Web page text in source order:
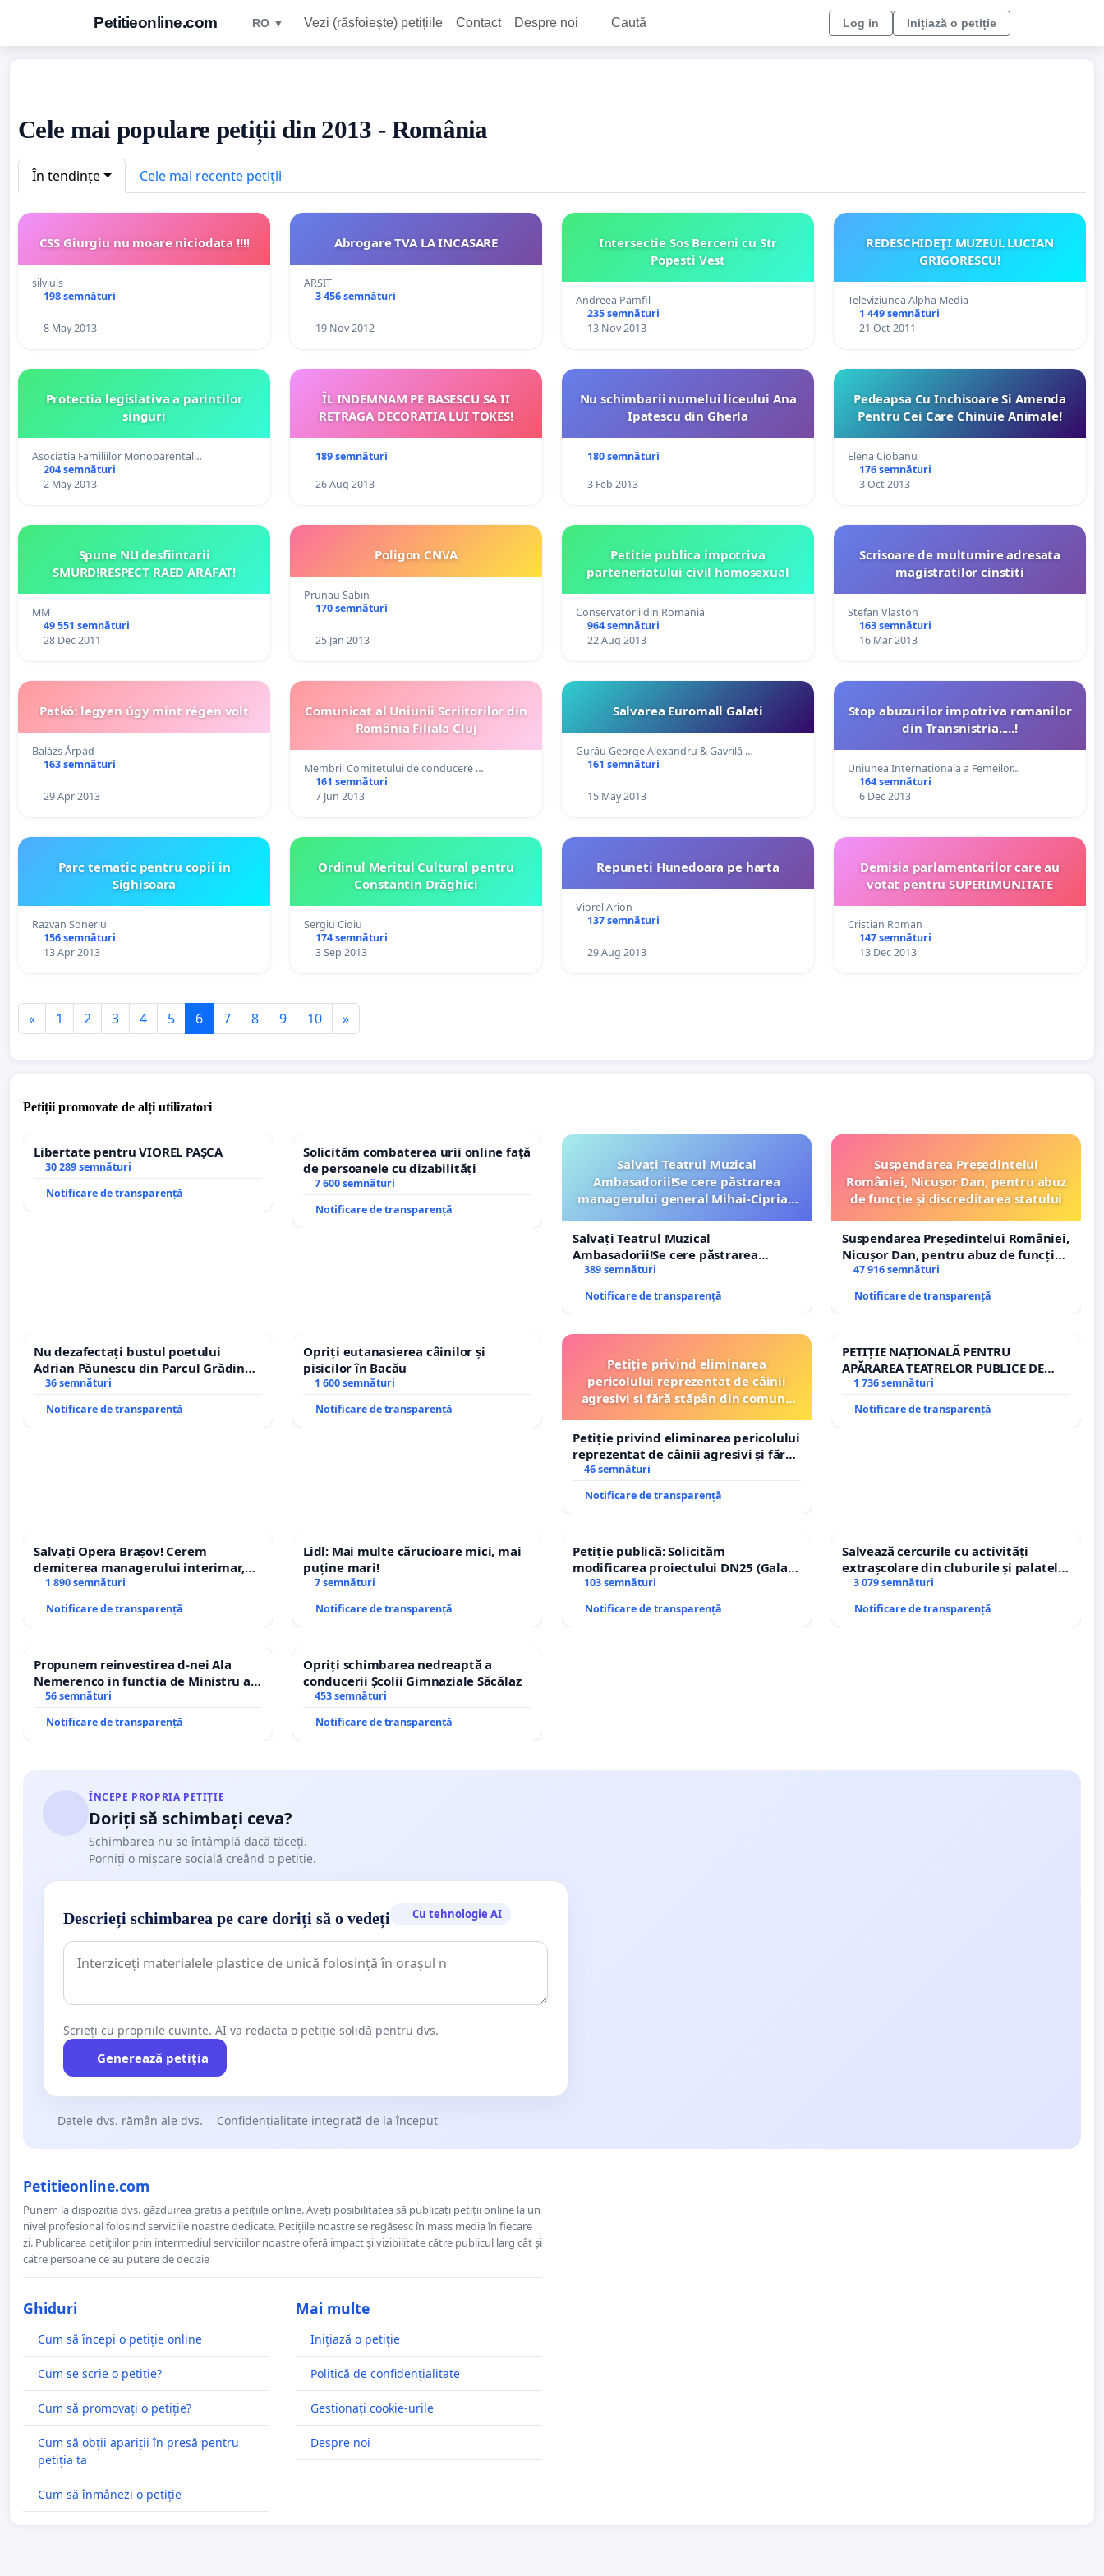
Petitieonline.com RO ▼ Vezi (răsfoiește) petițiile Contact Despre noi Caută Log in Inițiază o petiție
Cele mai populare petiții din 2013 - România
În tendințe Cele mai recente petiții
CSS Giurgiu nu moare niciodata !!!!
silviuls
198 semnături
8 May 2013
Abrogare TVA LA INCASARE
ARSIT
3 456 semnături
19 Nov 2012
Intersectie Sos Berceni cu Str
Popesti Vest
Andreea Pamfil
235 semnături
13 Nov 2013
REDESCHIDEŢI MUZEUL LUCIAN
GRIGORESCU!
Televiziunea Alpha Media
1 449 semnături
21 Oct 2011
Protectia legislativa a parintilor
singuri
Asociatia Familiilor Monoparental…
204 semnături
2 May 2013
ÎL INDEMNAM PE BASESCU SA II
RETRAGA DECORATIA LUI TOKES!
189 semnături
26 Aug 2013
Nu schimbarii numelui liceului Ana
Ipatescu din Gherla
180 semnături
3 Feb 2013
Pedeapsa Cu Inchisoare Si Amenda
Pentru Cei Care Chinuie Animale!
Elena Ciobanu
176 semnături
3 Oct 2013
Spune NU desfiintarii
SMURD!RESPECT RAED ARAFAT!
MM
49 551 semnături
28 Dec 2011
Poligon CNVA
Prunau Sabin
170 semnături
25 Jan 2013
Petitie publica impotriva
parteneriatului civil homosexual
Conservatorii din Romania
964 semnături
22 Aug 2013
Scrisoare de multumire adresata
magistratilor cinstiti
Stefan Vlaston
163 semnături
16 Mar 2013
Patkó: legyen úgy mint régen volt
Balázs Árpád
163 semnături
29 Apr 2013
Comunicat al Uniunii Scriitorilor din
România Filiala Cluj
Membrii Comitetului de conducere …
161 semnături
7 Jun 2013
Salvarea Euromall Galati
Gurău George Alexandru & Gavrilă …
161 semnături
15 May 2013
Stop abuzurilor impotriva romanilor
din Transnistria.....!
Uniunea Internationala a Femeilor…
164 semnături
6 Dec 2013
Parc tematic pentru copii in
Sighisoara
Razvan Soneriu
156 semnături
13 Apr 2013
Ordinul Meritul Cultural pentru
Constantin Drăghici
Sergiu Cioiu
174 semnături
3 Sep 2013
Repuneti Hunedoara pe harta
Viorel Arion
137 semnături
29 Aug 2013
Demisia parlamentarilor care au
votat pentru SUPERIMUNITATE
Cristian Roman
147 semnături
13 Dec 2013
« 1 2 3 4 5 6 7 8 9 10 »
Petiții promovate de alți utilizatori
Libertate pentru VIOREL PAȘCA
30 289 semnături
Notificare de transparență
Solicităm combaterea urii online față
de persoanele cu dizabilități
7 600 semnături
Notificare de transparență
Salvați Teatrul Muzical
Ambasadorii!Se cere păstrarea
managerului general Mihai-Ciprian
Salvați Teatrul Muzical
Ambasadorii!Se cere păstrarea
managerului general Mihai-Ciprian
ROGOJAN
389 semnături
Notificare de transparență
Suspendarea Președintelui
României, Nicușor Dan, pentru abuz
de funcție și discreditarea statului
Suspendarea Președintelui României,
Nicușor Dan, pentru abuz de funcție
și discreditarea statului
47 916 semnături
Notificare de transparență
Nu dezafectați bustul poetului
Adrian Păunescu din Parcul Grădina
Icoanei! Stop cenzurii culturale!
36 semnături
Notificare de transparență
Opriți eutanasierea câinilor și
pisicilor în Bacău
1 600 semnături
Notificare de transparență
Petiție privind eliminarea
pericolului reprezentat de câinii
agresivi și fără stăpân din comuna
Petiție privind eliminarea pericolului
reprezentat de câinii agresivi și fără
stăpân din comuna Tunari
46 semnături
Notificare de transparență
PETIȚIE NAȚIONALĂ PENTRU
APĂRAREA TEATRELOR PUBLICE DE
REPERTORIU DIN ROMÂNIA
1 736 semnături
Notificare de transparență
Salvați Opera Brașov! Cerem
demiterea managerului interimar,
Petrean Lucian-Marius!
1 890 semnături
Notificare de transparență
Lidl: Mai multe cărucioare mici, mai
puține mari!
7 semnături
Notificare de transparență
Petiție publică: Solicităm
modificarea proiectului DN25 (Galați
– Hanu Conachi) prin devierea
traseului în afara localităților!
103 semnături
Notificare de transparență
Salvează cercurile cu activități
extrașcolare din cluburile și palatele
copiilor
3 079 semnături
Notificare de transparență
Propunem reinvestirea d-nei Ala
Nemerenco in functia de Ministru al
Sanatatii
56 semnături
Notificare de transparență
Opriți schimbarea nedreaptă a
conducerii Școlii Gimnaziale Săcălaz
453 semnături
Notificare de transparență
ÎNCEPE PROPRIA PETIȚIE
Doriți să schimbați ceva?
Schimbarea nu se întâmplă dacă tăceți.
Porniți o mișcare socială creând o petiție.
Descrieți schimbarea pe care doriți să o vedeți Cu tehnologie AI
Scrieți cu propriile cuvinte. AI va redacta o petiție solidă pentru dvs.
Generează petiția
Datele dvs. rămân ale dvs. Confidențialitate integrată de la început
Petitieonline.com
Punem la dispoziția dvs. găzduirea gratis a petițiile online. Aveți posibilitatea să publicați petiții online la un
nivel profesional folosind serviciile noastre dedicate. Petițiile noastre se regăsesc în mass media în fiecare
zi. Publicarea petițiilor prin intermediul serviciilor noastre oferă impact și vizibilitate către publicul larg cât și
către persoane ce au putere de decizie
Ghiduri
Cum să începi o petiție online
Cum se scrie o petiție?
Cum să promovați o petiție?
Cum să obții apariții în presă pentru
petiția ta
Cum să înmânezi o petiție
Mai multe
Inițiază o petiție
Politică de confidențialitate
Gestionați cookie-urile
Despre noi